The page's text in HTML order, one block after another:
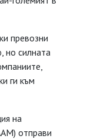
превозни
но силната
ги към
на
отправи